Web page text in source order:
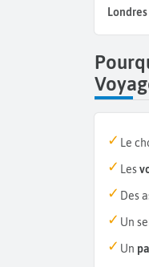
Londres
Le
Les
Des
Un
Un